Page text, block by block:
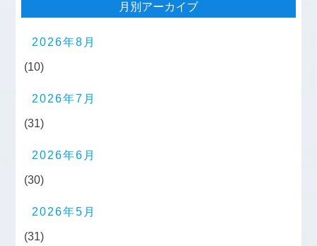
月別アーカイブ
2026年8月
(10)
2026年7月
(31)
2026年6月
(30)
2026年5月
(31)